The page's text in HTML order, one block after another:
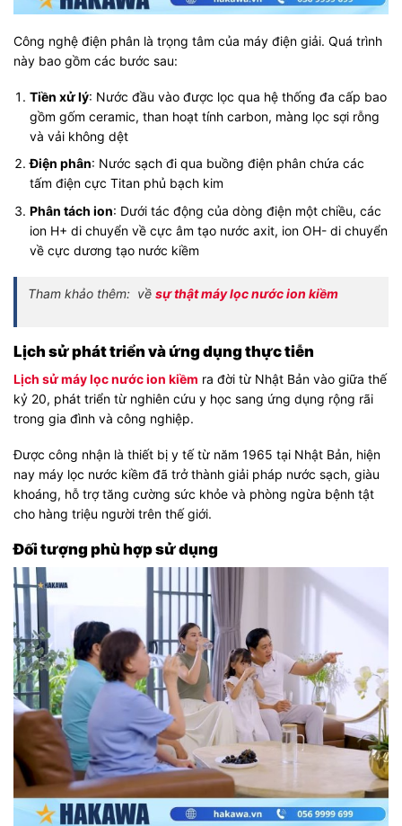
Công nghệ điện phân là trọng tâm của máy điện giải. Quá trình
này bao gồm các bước sau:
Tiền xử lý: Nước đầu vào được lọc qua hệ thống đa cấp bao
gồm gốm ceramic, than hoạt tính carbon, màng lọc sợi rỗng
và vải không dệt
Điện phân: Nước sạch đi qua buồng điện phân chứa các
tấm điện cực Titan phủ bạch kim
Phân tách ion: Dưới tác động của dòng điện một chiều, các
ion H+ di chuyển về cực âm tạo nước axit, ion OH- di chuyển
về cực dương tạo nước kiềm
Tham khảo thêm: về sự thật máy lọc nước ion kiềm
Lịch sử phát triển và ứng dụng thực tiễn
Lịch sử máy lọc nước ion kiềm ra đời từ Nhật Bản vào giữa thế
kỷ 20, phát triển từ nghiên cứu y học sang ứng dụng rộng rãi
trong gia đình và công nghiệp.
Được công nhận là thiết bị y tế từ năm 1965 tại Nhật Bản, hiện
nay máy lọc nước kiềm đã trở thành giải pháp nước sạch, giàu
khoáng, hỗ trợ tăng cường sức khỏe và phòng ngừa bệnh tật
cho hàng triệu người trên thế giới.
Đối tượng phù hợp sử dụng